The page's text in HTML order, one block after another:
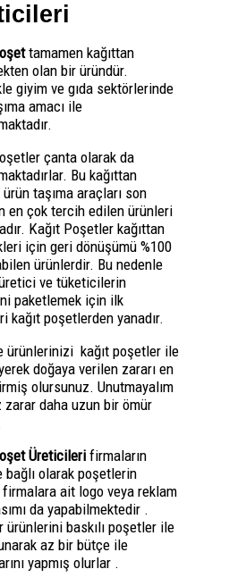
tamamen kağıttan
olan bir üründür.
giyim ve gıda sektörlerinde
amacı ile
çanta olarak da
Bu kağıttan
taşıma araçları son
en çok tercih edilen ürünleri
Kağıt Poşetler kağıttan
için geri dönüşümü %100
ürünlerdir. Bu nedenle
ve tüketicilerin
paketlemek için ilk
kağıt poşetlerden yanadır.
ürünlerinizi kağıt poşetler ile
doğaya verilen zararı en
olursunuz. Unutmayalım
zarar daha uzun bir ömür
Üreticilerifirmaların
bağlı olarak poşetlerin
ait logo veya reklam
da yapabilmektedir .
ürünlerini baskılı poşetler ile
az bir bütçe ile
yapmış olurlar .